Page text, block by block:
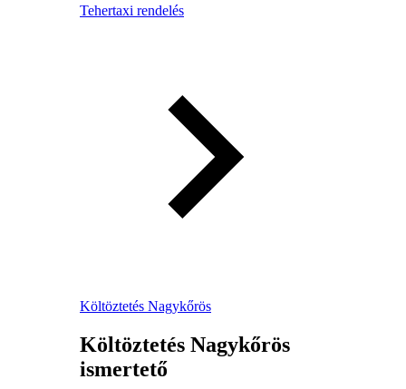
Tehertaxi rendelés
Költöztetés Nagykőrös
Költöztetés Nagykőrös
ismertető